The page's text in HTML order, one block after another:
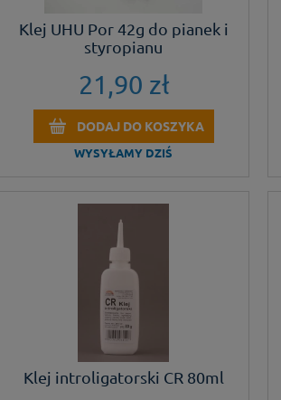
Klej UHU Por 42g do pianek i
styropianu
21,90 zł
DODAJ DO KOSZYKA
WYSYŁAMY DZIŚ
Klej introligatorski CR 80ml